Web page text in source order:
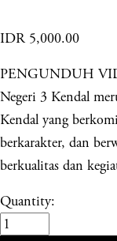
IDR 5,000.00
PENGUNDUH
Negeri 3 Kendal
Kendal yang
berkarakter, dan
berkualitas dan
Quantity: